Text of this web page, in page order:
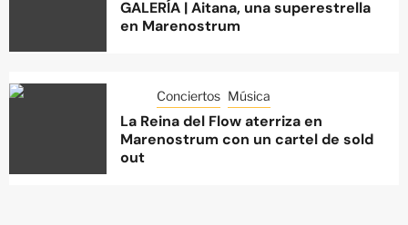
GALERÍA | Aitana, una superestrella
en Marenostrum
Conciertos Música
La Reina del Flow aterriza en
Marenostrum con un cartel de sold
out